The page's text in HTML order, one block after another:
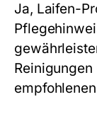
Ja, Laifen-